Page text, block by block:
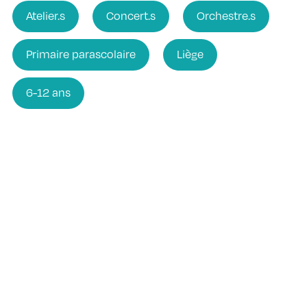
Atelier.s Concert.s Orchestre.s
Primaire parascolaire Liège
6-12 ans